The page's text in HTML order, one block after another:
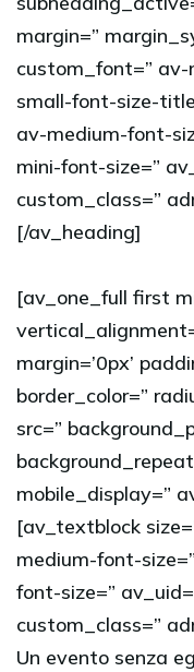
margin=”
custom_font=”
small-font-size-
av-medium-font-
mini-font-size=”
custom_class=”
[/av_heading]
[av_one_full first
margin=’0px’
border_color=”
src=”
mobile_display=”
[av_textblock
medium-font-
font-size=”
custom_class=”
Un evento senza